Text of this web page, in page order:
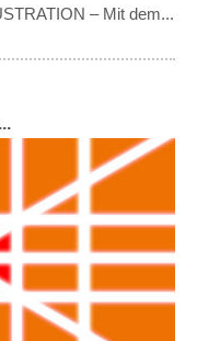
– Mit dem...